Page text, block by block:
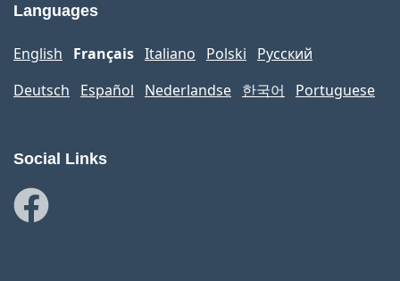
Languages
English Français Italiano Polski
Русский
Deutsch
Español Nederlandse 한국어 Portuguese
Social Links